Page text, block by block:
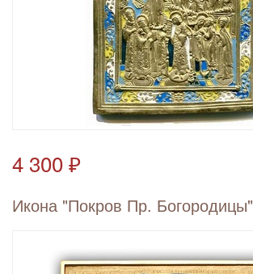
4 300 ₽
Икона "Покров Пр. Богородицы"